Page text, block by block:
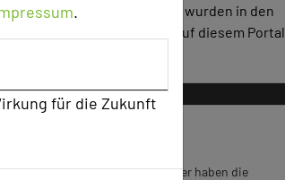
.
für die Zukunft
873 Seiten dieses Hotels wurden in den
vergangenen 30 Tagen auf diesem Portal
Für die Verwendung der Bilder haben die